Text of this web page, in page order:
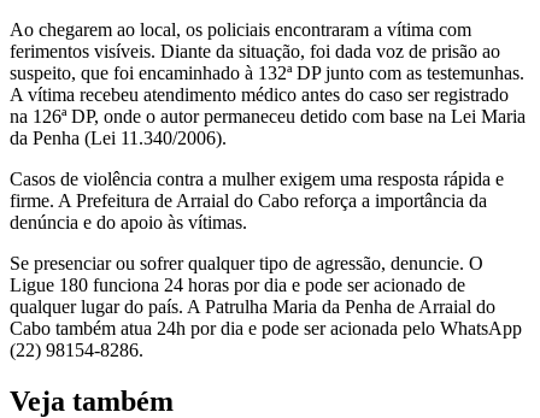
Ao chegarem ao local, os policiais encontraram a vítima com
ferimentos visíveis. Diante da situação, foi dada voz de prisão ao
suspeito, que foi encaminhado à 132ª DP junto com as testemunhas.
A vítima recebeu atendimento médico antes do caso ser registrado
na 126ª DP, onde o autor permaneceu detido com base na Lei Maria
da Penha (Lei 11.340/2006).
Casos de violência contra a mulher exigem uma resposta rápida e
firme. A Prefeitura de Arraial do Cabo reforça a importância da
denúncia e do apoio às vítimas.
Se presenciar ou sofrer qualquer tipo de agressão, denuncie. O
Ligue 180 funciona 24 horas por dia e pode ser acionado de
qualquer lugar do país. A Patrulha Maria da Penha de Arraial do
Cabo também atua 24h por dia e pode ser acionada pelo WhatsApp
(22) 98154-8286.
Veja também